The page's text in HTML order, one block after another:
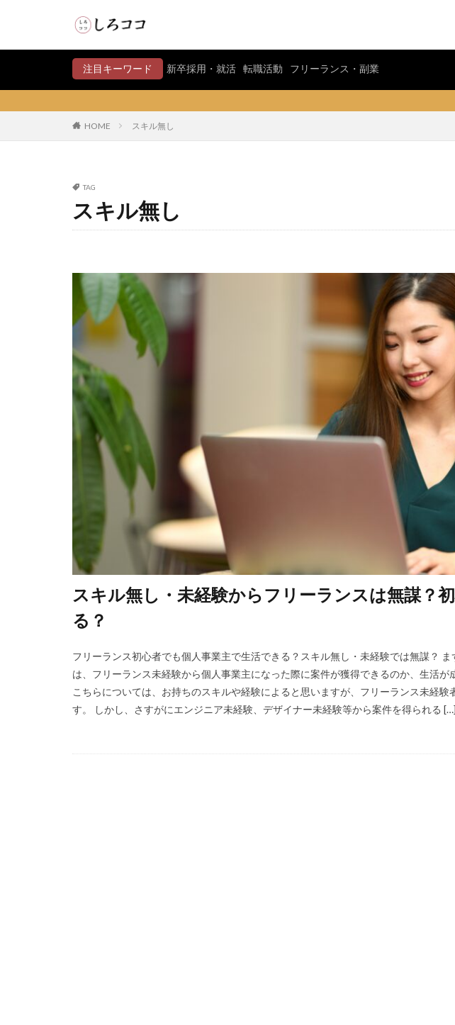
注目キーワード 新卒採用・就活 転職活動 フリーランス・副業
IT・
HOME スキル無し
TAG
スキル無し
スキル無し・未経験からフリーランスは無謀？
る？
フリーランス初心者でも個人事業主で生活できる？スキル無し・未経験では無謀？
は、フリーランス未経験から個人事業主になった際に案件が獲得できるのか、生活が
こちらについては、お持ちのスキルや経験によると思いますが、フリーランス未経験
す。 しかし、さすがにエンジニア未経験、デザイナー未経験等から案件を得られる […]